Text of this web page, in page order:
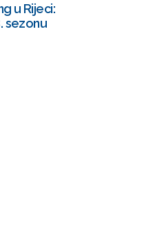
u Rijeci:
sezonu